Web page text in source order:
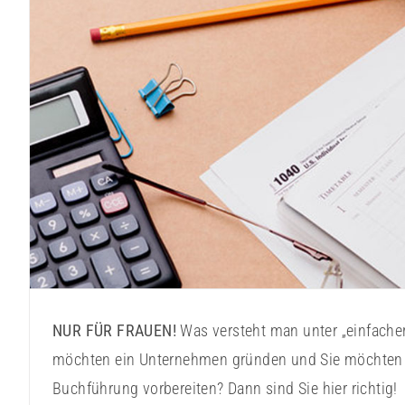
Buchhaltung leicht gemacht 2
NUR FÜR FRAUEN!Was versteht man unter
möchten ein Unternehmen gründen und Sie
Buchführung vorbereiten? Dann sind Sie hier richtig!